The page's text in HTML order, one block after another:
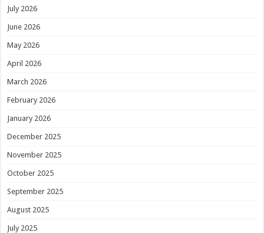
July 2026
June 2026
May 2026
April 2026
March 2026
February 2026
January 2026
December 2025
November 2025
October 2025
September 2025
August 2025
July 2025